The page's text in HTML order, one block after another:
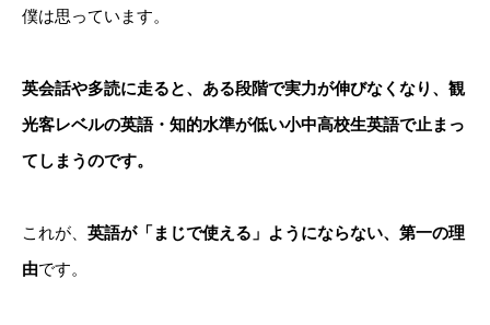
僕は思っています。
英会話や多読に走ると、ある段階で実力が伸びなくなり、観
光客レベルの英語・知的水準が低い小中高校生英語で止まっ
てしまうのです。
これが、 英語が「まじで使える」ようにならない、第一の理
由です。